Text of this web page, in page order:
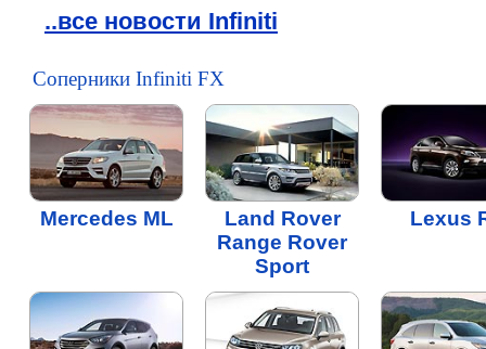
..все новости Infiniti
Соперники Infiniti FX
Mercedes ML
Land Rover
Range Rover
Sport
Lexus